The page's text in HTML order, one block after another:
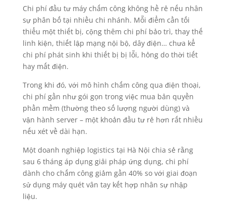
Chi phí đầu tư máy chấm công không hề rẻ nếu nhân
sự phân bố tại nhiều chi nhánh. Mỗi điểm cần tối
thiểu một thiết bị, cộng thêm chi phí bảo trì, thay thế
linh kiện, thiết lập mạng nội bộ, dây điện… chưa kể
chi phí phát sinh khi thiết bị bị lỗi, hỏng do thời tiết
hay mất điện.
Trong khi đó, với mô hình chấm công qua điện thoại,
chi phí gần như gói gọn trong việc mua bản quyền
phần mềm (thường theo số lượng người dùng) và
vận hành server – một khoản đầu tư rẻ hơn rất nhiều
nếu xét về dài hạn.
Một doanh nghiệp logistics tại Hà Nội chia sẻ rằng
sau 6 tháng áp dụng giải pháp ứng dụng, chi phí
dành cho chấm công giảm gần 40% so với giai đoạn
sử dụng máy quét vân tay kết hợp nhân sự nhập
liệu.